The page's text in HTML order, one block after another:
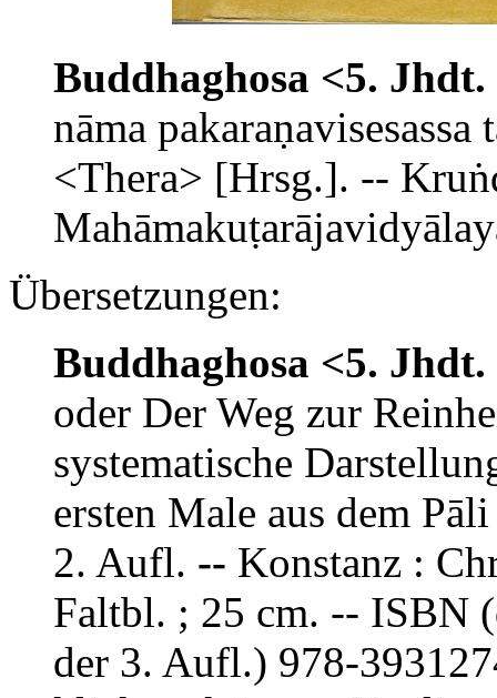
Buddhaghosa <5.
nāma
<Thera> [Hrsg.]. --
Übersetzungen:
Buddhaghosa <5.
oder Der Weg zur
systematische
ersten Male aus dem
2. Aufl. -- Konstanz :
Faltbl. ; 25 cm. -- ISBN
der 3. Aufl.) 978-